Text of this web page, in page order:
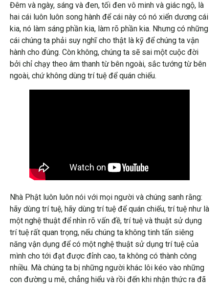
Đêm và ngày, sáng và đen, tối đen vô minh và giác ngộ, là
hai cái luôn luôn song hành để cái này có nó xiển dương cái
kia, nó làm sáng phần kia, làm rõ phần kia. Nhưng có những
cái chúng ta phải suy nghĩ cho thật là kỹ để chúng ta vận
hành cho đúng. Còn không, chúng ta sẽ sai một cuộc đời
bởi chỉ chạy theo âm thanh từ bên ngoài, sắc tướng từ bên
ngoài, chứ không dùng trí tuệ để quán chiếu.
Nhà Phật luôn luôn nói với mọi người và chúng sanh rằng:
hãy dùng trí tuệ, hãy dùng trí tuệ để quán chiếu, trí tuệ như là
một nghệ thuật để nhìn rõ vấn đề, trí tuệ và thuật sử dụng
trí tuệ rất quan trọng, nếu chúng ta không tinh tấn siêng
năng vận dụng để có một nghệ thuật sử dụng trítuệ của
mình cho tới đạt được đỉnh cao, ta không có thành công
nhiều. Mà chúng ta bị những người khác lôi kéo vào những
con đường u mê, chẳng hiểu và rồi đến khi nhận thức ra đã